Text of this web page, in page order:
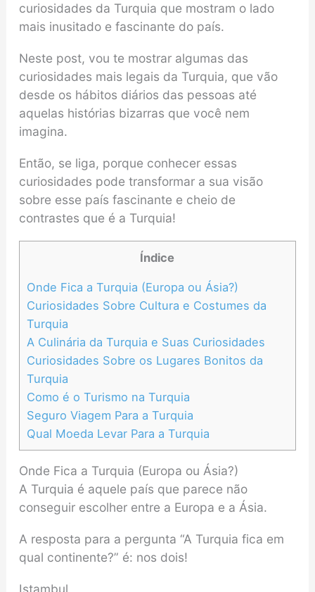
curiosidades da Turquia que mostram o lado
mais inusitado e fascinante do país.
Neste post, vou te mostrar algumas das
curiosidades mais legais da Turquia, que vão
desde os hábitos diários das pessoas até
aquelas histórias bizarras que você nem
imagina.
Então, se liga, porque conhecer essas
curiosidades pode transformar a sua visão
sobre esse país fascinante e cheio de
contrastes que é a Turquia!
Índice
Onde Fica a Turquia (Europa ou Ásia?)
Curiosidades Sobre Cultura e Costumes da
Turquia
A Culinária da Turquia e Suas Curiosidades
Curiosidades Sobre os Lugares Bonitos da
Turquia
Como é o Turismo na Turquia
Seguro Viagem Para a Turquia
Qual Moeda Levar Para a Turquia
Onde Fica a Turquia (Europa ou Ásia?)
A Turquia é aquele país que parece não
conseguir escolher entre a Europa e a Ásia.
A resposta para a pergunta “A Turquia fica em
qual continente?” é: nos dois!
Istambul